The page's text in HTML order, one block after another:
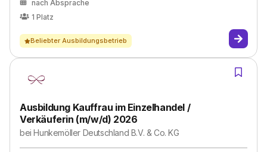
nach Absprache
1 Platz
Beliebter Ausbildungsbetrieb
Ausbildung Kauffrau im Einzelhandel /
Verkäuferin (m/w/d) 2026
beiHunkemöller Deutschland B.V. & Co. KG